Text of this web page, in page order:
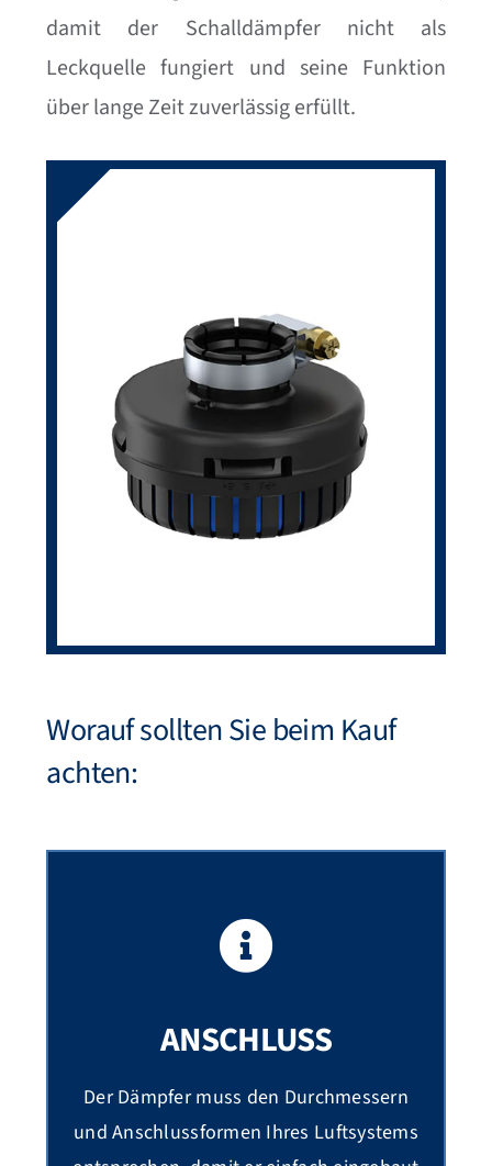
damit der Schalldämpfer nicht als
Leckquelle fungiert und seine Funktion
über lange Zeit zuverlässig erfüllt.
Worauf sollten Sie beim Kauf
achten:
ANSCHLUSS
Der Dämpfer muss den Durchmessern
und Anschlussformen Ihres Luftsystems